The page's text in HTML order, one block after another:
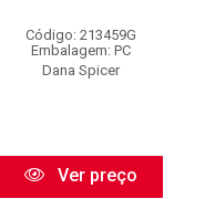
Código: 213459G
Embalagem: PC
Dana Spicer
Ver preço